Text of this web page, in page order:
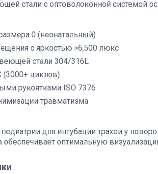
стали с оптоволоконной системой
0 (неонатальный)
с яркостью >6,500 люкс
стали 304/316L
(3000+ циклов)
рукоятками ISO 7376
травматизма
педиатрии для интубации трахеи у
обеспечивает оптимальную